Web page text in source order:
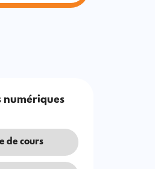
numériques
de cours